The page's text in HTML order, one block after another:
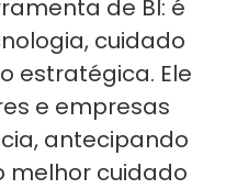
de BI: é
cuidado
estratégica. Ele
e empresas
antecipando
melhor cuidado